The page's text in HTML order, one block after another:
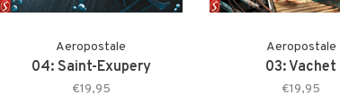
Aeropostale
04: Saint-Exupery
€19,95
Aeropostale
03: Vachet
€19,95